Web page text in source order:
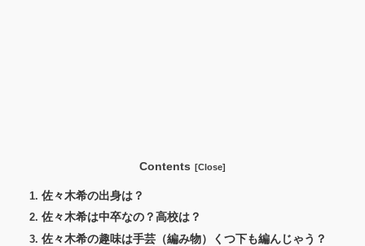
Contents
佐々木希の出身は？
佐々木希は中卒なの？高校は？
佐々木希の趣味は手芸（編み物）くつ下も編んじゃう？